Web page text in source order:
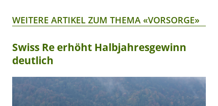
WEITERE ARTIKEL ZUM THEMA «VORSORGE»
Swiss Re erhöht Halbjahresgewinn
deutlich